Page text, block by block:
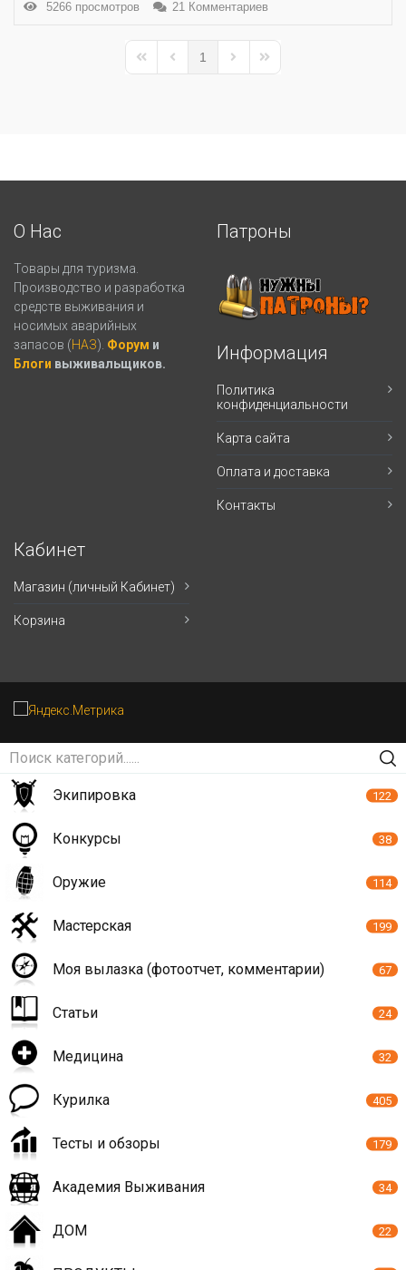
5266 просмотров 21 Комментариев
First PagePrevious Page
1
Next PageLast Page
О Нас
Товары для туризма.
Производство и разработка
средств выживания и
носимых аварийных
запасов (НАЗ). Форум и
Блоги выживальщиков.
Патроны
Информация
Политика
конфиденциальности
Карта сайта
Оплата и доставка
Контакты
Кабинет
Магазин (личный Кабинет)
Корзина
Экипировка 122
Конкурсы 38
Оружие 114
Мастерская 199
Моя вылазка (фотоотчет, комментарии) 67
Статьи 24
Медицина 32
Курилка 405
Тесты и обзоры 179
Академия Выживания 34
ДОМ 22